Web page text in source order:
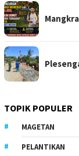
TOPIK POPULER
MAGETAN
PELANTIKAN